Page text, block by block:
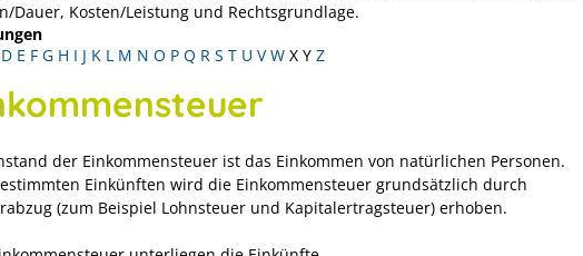
Dauer, Kosten/Leistung und Rechtsgrundlage.
D E F G H I J K L M N O P Q R S T U V W X Y Z
der Einkommensteuer ist das Einkommen von natürlichen Personen.
Einkünften wird die Einkommensteuer grundsätzlich durch
(zum Beispiel Lohnsteuer und Kapitalertragsteuer) erhoben.